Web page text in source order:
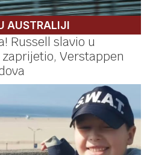
AUSTRALIJI
Russell slavio u
Verstappen